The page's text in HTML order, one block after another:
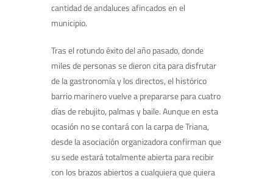
cantidad de andaluces afincados en el
municipio.
Tras el rotundo éxito del año pasado, donde
miles de personas se dieron cita para disfrutar
de la gastronomía y los directos, el histórico
barrio marinero vuelve a prepararse para cuatro
días de rebujito, palmas y baile. Aunque en esta
ocasión no se contará con la carpa de Triana,
desde la asociación organizadora confirman que
su sede estará totalmente abierta para recibir
con los brazos abiertos a cualquiera que quiera